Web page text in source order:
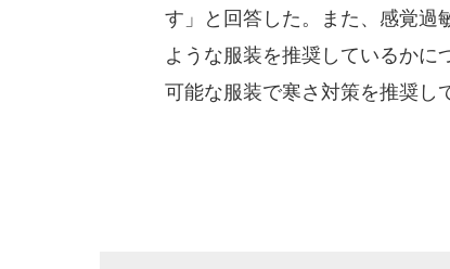
す」と回答した。また、感覚過
ような服装を推奨しているかに
可能な服装で寒さ対策を推奨し